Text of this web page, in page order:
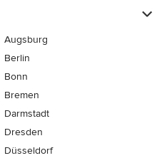
Augsburg
Berlin
Bonn
Bremen
Darmstadt
Dresden
Düsseldorf